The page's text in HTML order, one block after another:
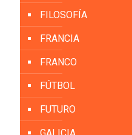
FILOSOFÍA
FRANCIA
FRANCO
FÚTBOL
FUTURO